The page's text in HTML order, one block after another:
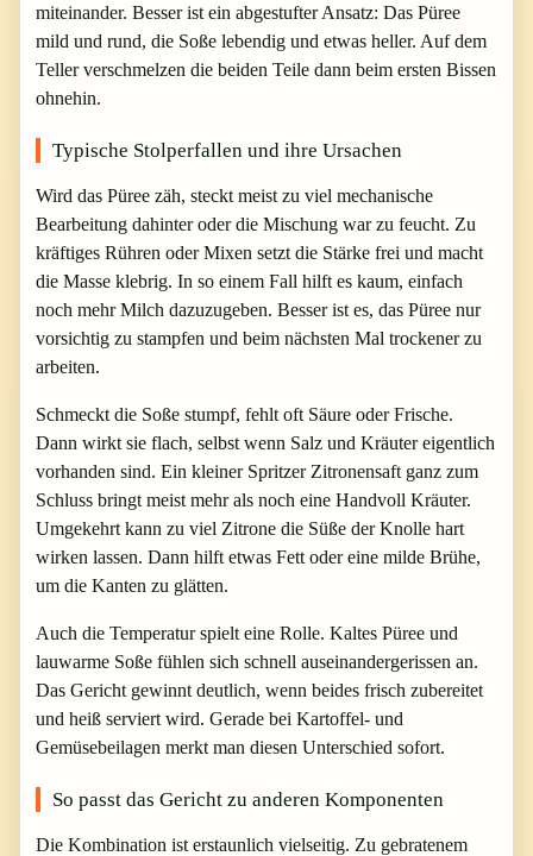
miteinander. Besser ist ein abgestufter Ansatz: Das Püree
mild und rund, die Soße lebendig und etwas heller. Auf dem
Teller verschmelzen die beiden Teile dann beim ersten Bissen
ohnehin.
Typische Stolperfallen und ihre Ursachen
Wird das Püree zäh, steckt meist zu viel mechanische
Bearbeitung dahinter oder die Mischung war zu feucht. Zu
kräftiges Rühren oder Mixen setzt die Stärke frei und macht
die Masse klebrig. In so einem Fall hilft es kaum, einfach
noch mehr Milch dazuzugeben. Besser ist es, das Püree nur
vorsichtig zu stampfen und beim nächsten Mal trockener zu
arbeiten.
Schmeckt die Soße stumpf, fehlt oft Säure oder Frische.
Dann wirkt sie flach, selbst wenn Salz und Kräuter eigentlich
vorhanden sind. Ein kleiner Spritzer Zitronensaft ganz zum
Schluss bringt meist mehr als noch eine Handvoll Kräuter.
Umgekehrt kann zu viel Zitrone die Süße der Knolle hart
wirken lassen. Dann hilft etwas Fett oder eine milde Brühe,
um die Kanten zu glätten.
Auch die Temperatur spielt eine Rolle. Kaltes Püree und
lauwarme Soße fühlen sich schnell auseinandergerissen an.
Das Gericht gewinnt deutlich, wenn beides frisch zubereitet
und heiß serviert wird. Gerade bei Kartoffel- und
Gemüsebeilagen merkt man diesen Unterschied sofort.
So passt das Gericht zu anderen Komponenten
Die Kombination ist erstaunlich vielseitig. Zu gebratenem